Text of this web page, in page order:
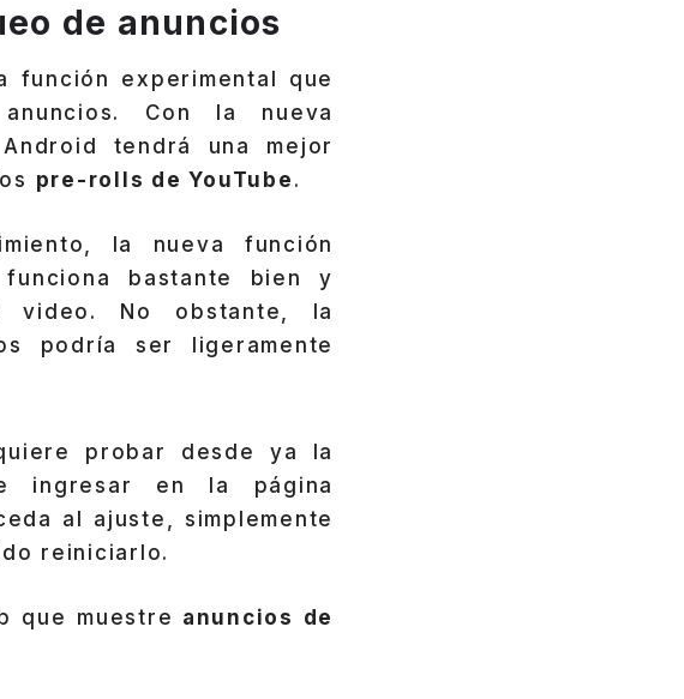
de anuncios
función experimental que
Con la nueva
tendrá una mejor
pre-rolls de YouTube .
la nueva función
bastante bien y
video. No obstante, la
podría ser ligeramente
probar desde ya la
ingresar en la página
al ajuste, simplemente
reiniciarlo.
que muestre anuncios de